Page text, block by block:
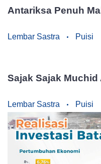
Antariksa Penuh
Lembar Sastra Puisi
Sajak Sajak Muchid
Lembar Sastra Puisi